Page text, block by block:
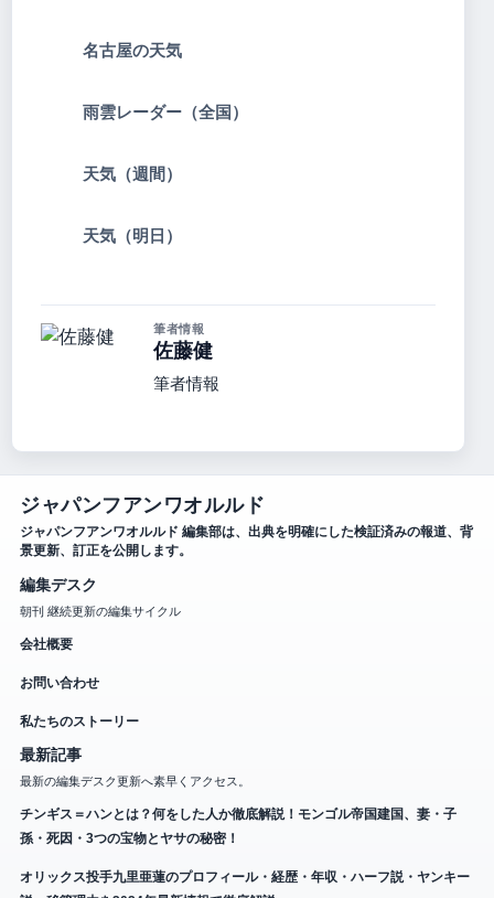
名古屋の天気
雨雲レーダー（全国）
天気（週間）
天気（明日）
筆者情報
佐藤健
筆者情報
ジャパンフアンワオルルド
ジャパンフアンワオルルド 編集部は、出典を明確にした検証済みの報道、背
景更新、訂正を公開します。
編集デスク
朝刊 継続更新の編集サイクル
会社概要
お問い合わせ
私たちのストーリー
最新記事
最新の編集デスク更新へ素早くアクセス。
チンギス＝ハンとは？何をした人か徹底解説！モンゴル帝国建国、妻・子
孫・死因・3つの宝物とヤサの秘密！
オリックス投手九里亜蓮のプロフィール・経歴・年収・ハーフ説・ヤンキー